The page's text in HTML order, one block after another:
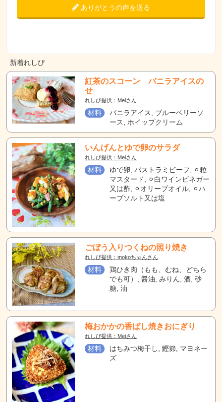
ありがとうの声を送る
新着れしぴ
紅茶のスコーン バニラアイスの
せ
れしぴ提供：Meiさん
材料
バニラアイス, ブルーベリーソ
ース, ホイップクリーム
いんげんとゆで卵のサラダ
れしぴ提供：Meiさん
材料
ゆで卵, パストラミビーフ, ⚪︎粒
マスタード, ⚪︎白ワインビネガー
又は酢, ⚪︎オリーブオイル, ⚪︎ハ
ーブソルト又は塩
ごぼう入りつくねの照り焼き
れしぴ提供：mokoちゃんさん
材料
鶏ひき肉（もも、むね、どちら
でも可）, 醤油, みりん, 酒, 砂
糖, 油
梅おかかの香ばし焼きおにぎり
れしぴ提供：Meiさん
材料
はちみつ梅干し, 鰹節, マヨネー
ズ